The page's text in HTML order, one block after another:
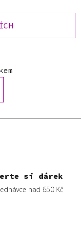
si dárek
nad 650 Kč